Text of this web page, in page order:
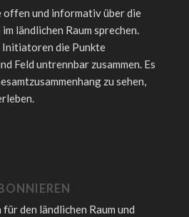
und informativ über die
ländlichen Raum sprechen.
Initiatoren die Punkte
Feld untrennbar zusammen. Es
zu sehen,
den ländlichen Raum und